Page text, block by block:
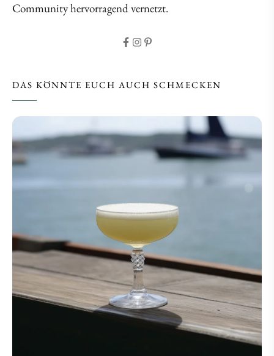
Community hervorragend vernetzt.
DAS KÖNNTE EUCH AUCH SCHMECKEN